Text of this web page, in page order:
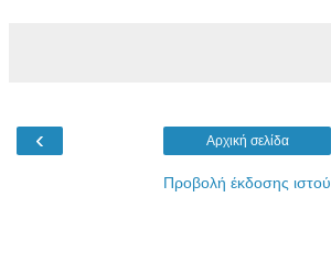
‹ Αρχική σελίδα
Προβολή έκδοσης ιστού